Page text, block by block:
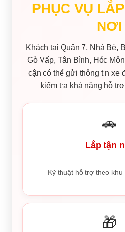
PHỤC VỤ
NƠI
Khách tại Quận 7, Nhà Bè,
Gò Vấp, Tân Bình, Hóc
cận có thể gửi thông tin xe
kiểm tra khả năng hỗ
🚗
Lắp tận
Kỹ thuật hỗ trợ theo khu
🎁